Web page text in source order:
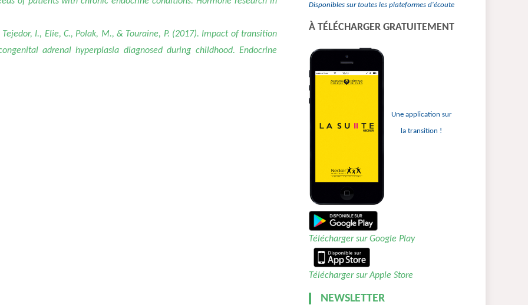
I., Elie, C., Polak, M., & Touraine, P. (2017). Impact of transition
adrenal hyperplasia diagnosed during childhood. Endocrine
Disponibles sur toutes les plateformes d'écoute
À TÉLÉCHARGER GRATUITEMENT
Une application sur
la transition !
Télécharger sur Google Play
Télécharger sur Apple Store
NEWSLETTER